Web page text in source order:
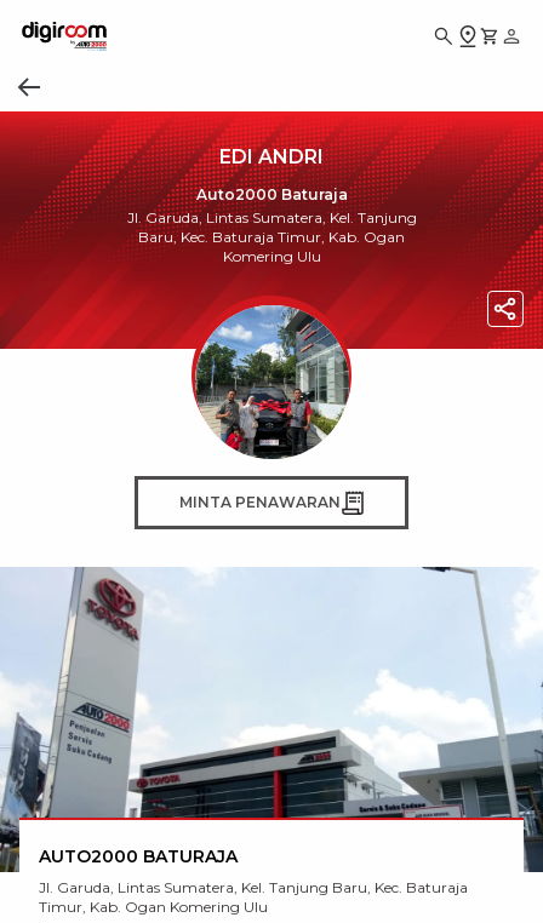
EDI ANDRI
Auto2000 Baturaja
Jl. Garuda, Lintas Sumatera, Kel. Tanjung
Baru, Kec. Baturaja Timur, Kab. Ogan
Komering Ulu
MINTA PENAWARAN
AUTO2000 BATURAJA
Jl. Garuda, Lintas Sumatera, Kel. Tanjung Baru, Kec. Baturaja
Timur, Kab. Ogan Komering Ulu